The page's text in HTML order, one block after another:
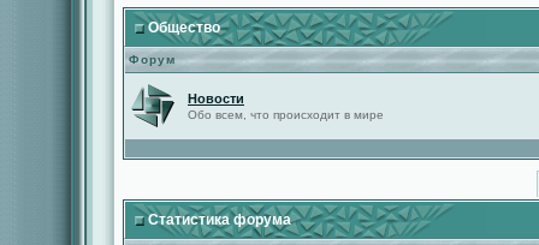
Общество
Форум
Новости
Обо всем, что происходит в мире
Статистика форума